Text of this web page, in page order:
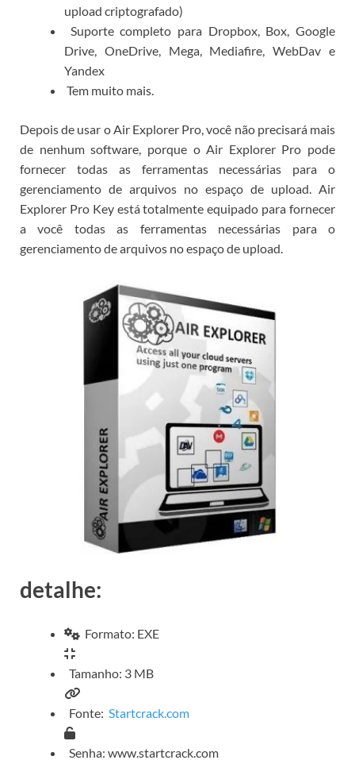
upload criptografado)
Suporte completo para Dropbox, Box, Google
Drive, OneDrive, Mega, Mediafire, WebDav e
Yandex
Tem muito mais.
Depois de usar o Air Explorer Pro, você não precisará mais
de nenhum software, porque o Air Explorer Pro pode
fornecer todas as ferramentas necessárias para o
gerenciamento de arquivos no espaço de upload. Air
Explorer Pro Key está totalmente equipado para fornecer
a você todas as ferramentas necessárias para o
gerenciamento de arquivos no espaço de upload.
detalhe:
Formato: EXE
Tamanho: 3 MB
Fonte: Startcrack.com
Senha: www.startcrack.com